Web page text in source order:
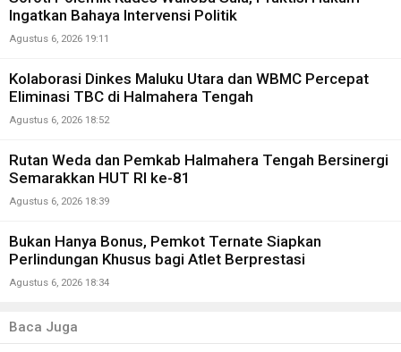
Ingatkan Bahaya Intervensi Politik
Agustus 6, 2026 19:11
Kolaborasi Dinkes Maluku Utara dan WBMC Percepat
Eliminasi TBC di Halmahera Tengah
Agustus 6, 2026 18:52
Rutan Weda dan Pemkab Halmahera Tengah Bersinergi
Semarakkan HUT RI ke-81
Agustus 6, 2026 18:39
Bukan Hanya Bonus, Pemkot Ternate Siapkan
Perlindungan Khusus bagi Atlet Berprestasi
Agustus 6, 2026 18:34
Baca Juga